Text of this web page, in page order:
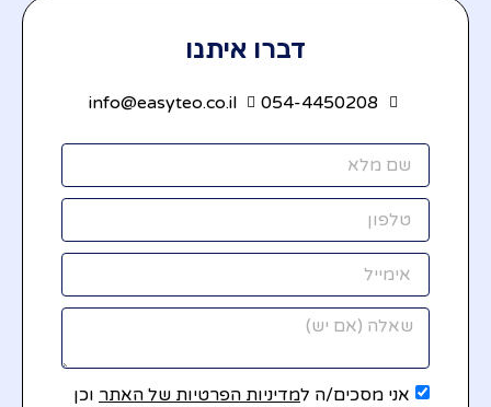
דברו איתנו
054-4450208
info@easyteo.co.il
אני מסכים/ה למדיניות הפרטיות של האתר וכן